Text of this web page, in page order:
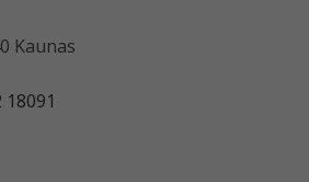
Kaunas